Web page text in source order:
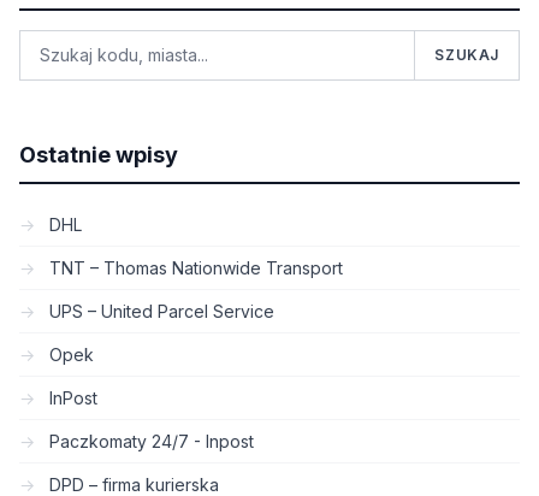
SZUKAJ
Ostatnie wpisy
DHL
TNT – Thomas Nationwide Transport
UPS – United Parcel Service
Opek
InPost
Paczkomaty 24/7 - Inpost
DPD – firma kurierska